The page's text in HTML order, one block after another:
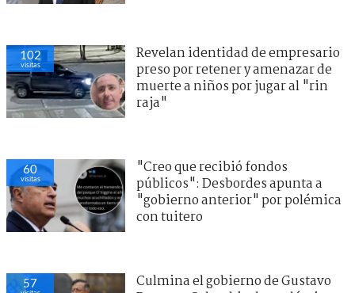
102
visitas
Revelan identidad de empresario
preso por retener y amenazar de
muerte a niños por jugar al "rin
raja"
60
visitas
"Creo que recibió fondos
públicos": Desbordes apunta a
"gobierno anterior" por polémica
con tuitero
57
Culmina el gobierno de Gustavo